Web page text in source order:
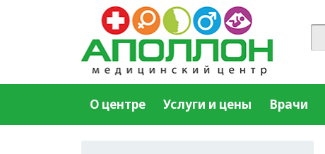
О центре Услуги и цены Врачи